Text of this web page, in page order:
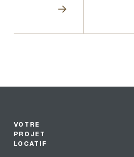
→
VOTRE
PROJET
LOCATIF